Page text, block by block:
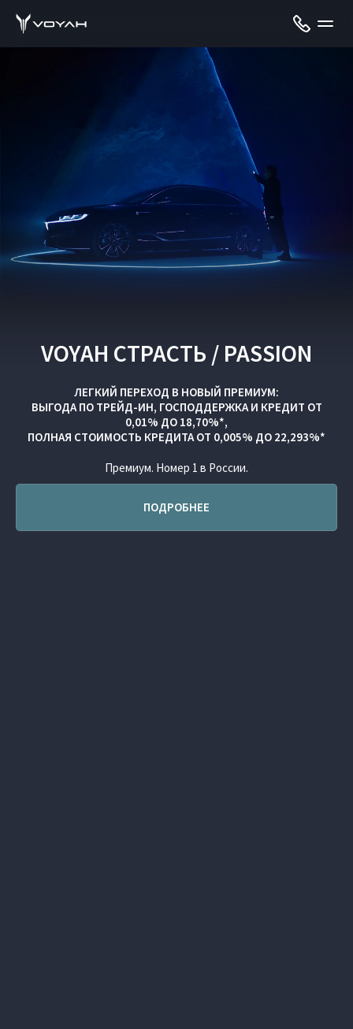
VOYAH СТРАСТЬ / PASSION
ЛЕГКИЙ ПЕРЕХОД В НОВЫЙ ПРЕМИУМ:
ВЫГОДА ПО ТРЕЙД-ИН, ГОСПОДДЕРЖКАИ КРЕДИТ ОТ
0,01% ДО 18,70%*,
ПОЛНАЯ СТОИМОСТЬ КРЕДИТА ОТ 0,005% ДО 22,293%*
Премиум. Номер 1 в России.
ПОДРОБНЕЕ